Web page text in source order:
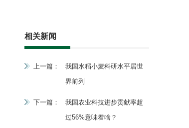
相关新闻
上一篇：
我国水稻小麦科研水平居世
界前列
下一篇：
我国农业科技进步贡献率超
过56%意味着啥？